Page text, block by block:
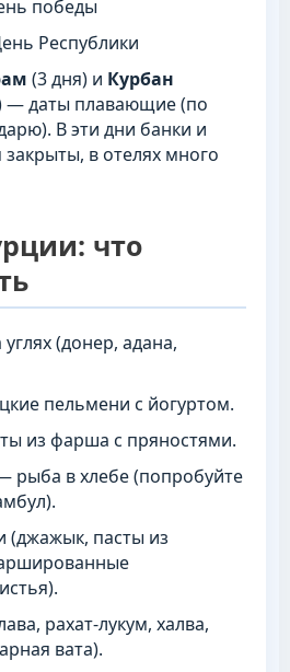
победы
Республики
(3 дня) и Курбан
— даты плавающие (по
В эти дни банки и
в отелях много
что
(донер, адана,
пельмени с йогуртом.
из фарша с пряностями.
рыба в хлебе (попробуйте
(джажык, пасты из
рахат-лукум, халва,
вата).